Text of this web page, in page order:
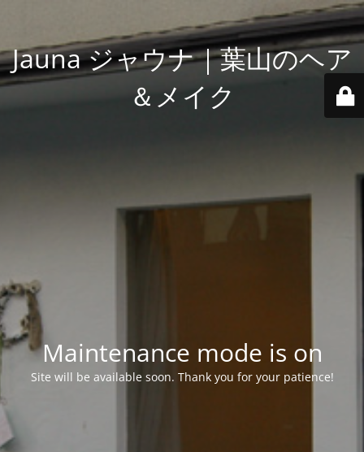
Jauna ジャウナ｜葉山のヘア
＆メイク
Maintenance mode is on
Site will be available soon. Thank you for your patience!